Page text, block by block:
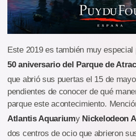
Este 2019 es también muy especial
50 aniversario del Parque de
que abrió sus puertas el 15 de
pendientes de conocer de qué
parque este acontecimiento.
Atlantis Aquariumy Nickelodeon
dos centros de ocio que abrieron